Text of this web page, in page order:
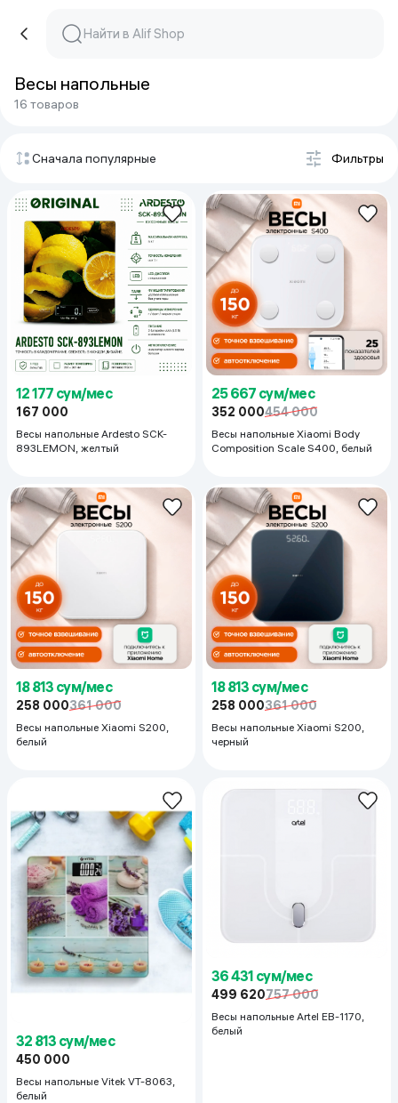
Весы напольные
16 товаров
Сначала популярные Фильтры
12 177 сум/мес
167 000
Весы напольные Ardesto SCK-
893LEMON, желтый
25 667 сум/мес
352 000454 000
Весы напольные Xiaomi Body
Composition Scale S400, белый
18 813 сум/мес
258 000361 000
Весы напольные Xiaomi S200,
белый
18 813 сум/мес
258 000361 000
Весы напольные Xiaomi S200,
черный
32 813 сум/мес
450 000
Весы напольные Vitek VT-8063,
белый
36 431 сум/мес
499 620757 000
Весы напольные Artel EB-1170,
белый